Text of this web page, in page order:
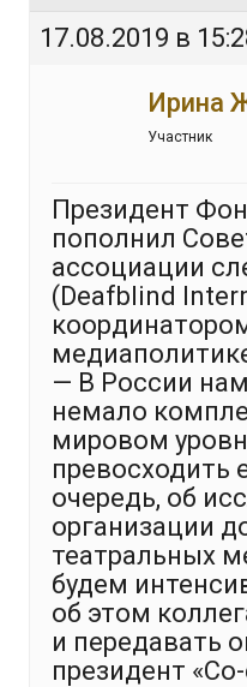
17.08.2019 в
Ирина
Участник
Президент
пополнил
ассоциации
(Deafblind
— В России
немало
мировом
превосходить
очередь, об
организации
театральных
будем
об этом
и передавать
президент